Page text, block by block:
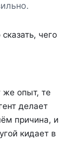
чего
же опыт, те
делает
причина, и
кидает в